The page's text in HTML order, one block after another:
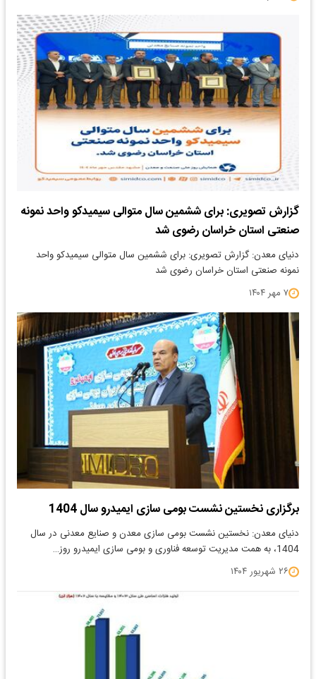
گزارش تصویری: برای ششمین سال متوالی سیمیدکو واحد نمونه
صنعتی استان خراسان رضوی شد
دنیای معدن: گزارش تصویری: برای ششمین سال متوالی سیمیدکو واحد
نمونه صنعتی استان خراسان رضوی شد
۷ مهر ۱۴۰۴
برگزاری نخستین نشست بومی سازی ایمیدرو سال 1404
دنیای معدن: نخستین نشست بومی سازی معدن و صنایع معدنی در سال
1404، به همت مدیریت توسعه فناوری و بومی سازی ایمیدرو روز…
۲۶ شهریور ۱۴۰۴